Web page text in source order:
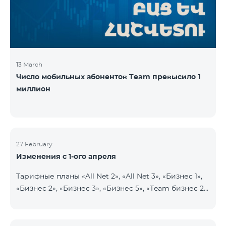
прежних 2900 драмов. Абоненты получат 750
13 March
Число мобильных абонентов Team превысило 1
миллион
27 February
Изменения с 1-ого апреля
Тарифные планы «All Net 2», «All Net 3», «Бизнес 1»,
«Бизнес 2», «Бизнес 3», «Бизнес 5», «Team бизнес 2»,